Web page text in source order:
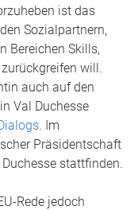
ist das
Sozialpartnern,
Bereichen Skills,
will.
auch auf den
Val Duchesse
. Im
Präsidentschaft
stattfinden.
Rede jedoch